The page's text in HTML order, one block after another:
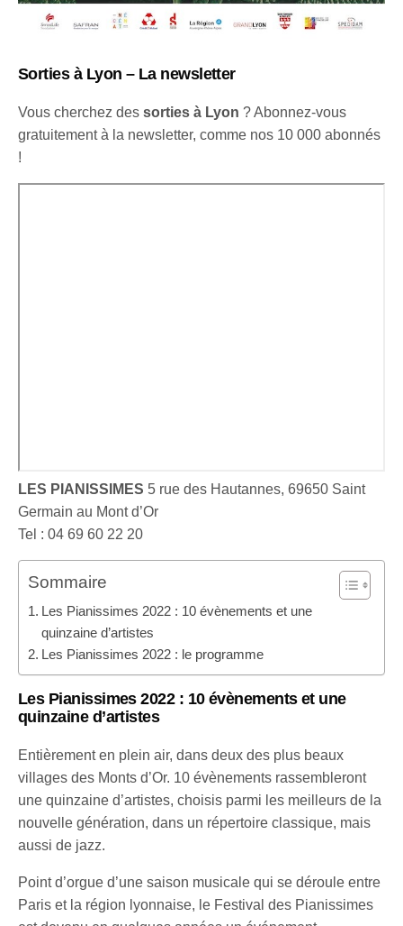
Sorties à Lyon – La newsletter
Vous cherchez dessorties à Lyon ? Abonnez-vous
gratuitement à la newsletter, comme nos 10 000 abonnés
!
LES PIANISSIMES 5 rue des Hautannes, 69650 Saint
Germain au Mont d’Or
Tel : 04 69 60 22 20
Sommaire
Les Pianissimes 2022 : 10 évènements et une
quinzaine d’artistes
Les Pianissimes 2022 : le programme
Les Pianissimes 2022 : 10 évènements et une
quinzaine d’artistes
Entièrement en plein air, dans deux des plus beaux
villages des Monts d’Or. 10 évènements rassembleront
une quinzaine d’artistes, choisis parmi les meilleurs de la
nouvelle génération, dans un répertoire classique, mais
aussi de jazz.
Point d’orgue d’une saison musicale qui se déroule entre
Paris et la région lyonnaise, le Festival des Pianissimes